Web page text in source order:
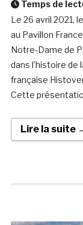
Temps de
Le 26 avril 2021,
au Pavillon
Notre-Dame de
dans l’histoire de
française
Cette
Lire la suite